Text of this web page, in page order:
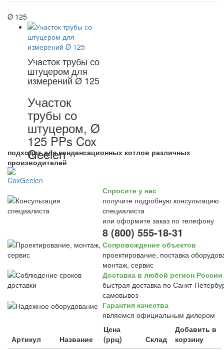
Ø 125
Участок трубы со
штуцером для
измерений Ø 125
Участок
трубы со
штуцером, Ø
125 PPs Cox
Geelen
подходит для конденсационных котлов различных
производителей
Спросите у нас
получите подробную консультацию
специалиста
или оформите заказ по телефону
8 (800) 555-18-31
Сопровождение объектов
проектирование, поставка
монтаж, сервис
Доставка в любой регион России
быстрая доставка по Санкт-
самовывоз
Гарантия качества
являемся официальным дилером
Артикул Название
Цена
(ррц)
Склад
Добавить в
корзину